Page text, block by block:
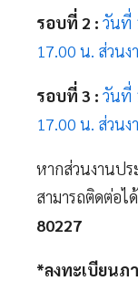
รอบที่ 2 : วันที่
17.00 น. ส่วน
รอบที่ 3 : วันที่
17.00 น. ส่วน
หากส่วนงานปร
สามารถติดต่อไ
80227
*ลงทะเบียนภ